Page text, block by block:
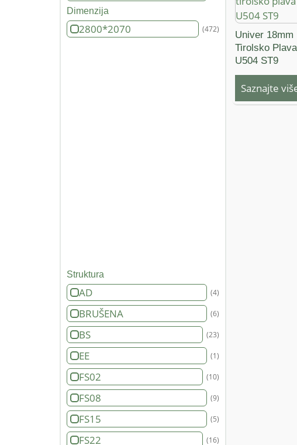
Dimenzija
2800*2070 (472)
Struktura
AD (4)
BRUŠENA (6)
BS (23)
EE (1)
FS02 (10)
FS08 (9)
FS15 (5)
FS22 (16)
Univer 18mm
Tirolsko Plava
U504 ST9
Saznajte